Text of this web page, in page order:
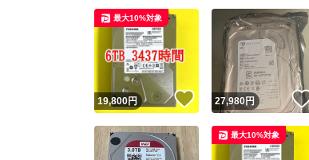
19,800円 いいね！
最大10%対象
27,980円
最大10%対象